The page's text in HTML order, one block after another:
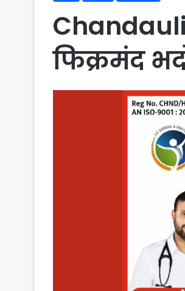
फिक्रमंद